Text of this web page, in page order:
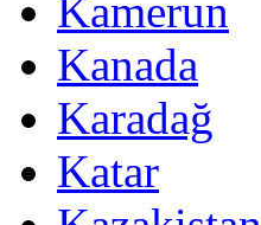
Kamerun
Kanada
Karadağ
Katar